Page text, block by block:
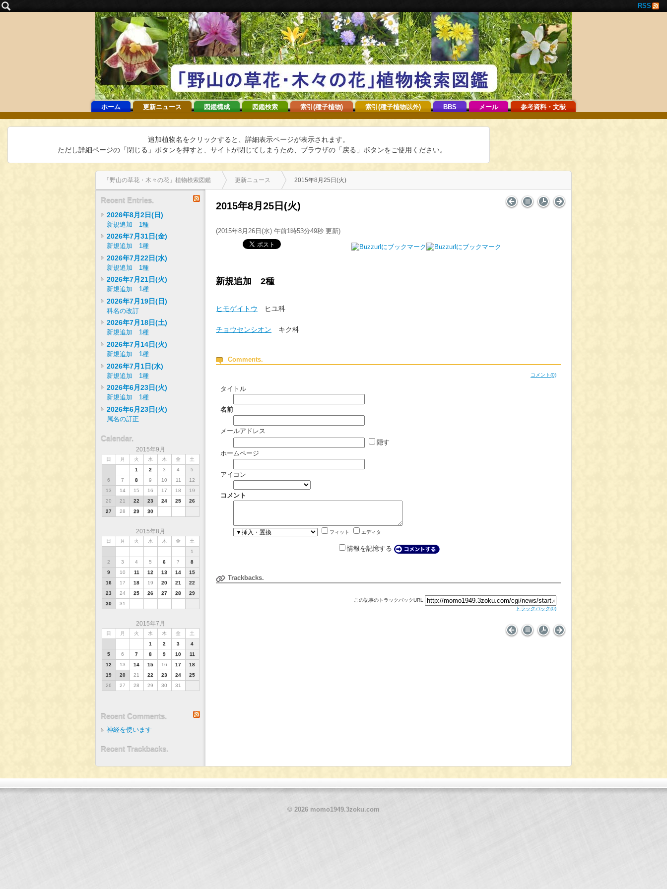
RSS
ホーム 更新ニュース 図鑑構成 図鑑検索 索引(種子植物) 索引(種子植物以外) BBS メール 参考資料・文献
追加植物名をクリックすると、詳細表示ページが表示されます。
ただし詳細ページの「閉じる」ボタンを押すと、サイトが閉じてしまうため、ブラウザの「戻る」ボタンをご使用ください。
「野山の草花・木々の花」植物検索図鑑 更新ニュース 2015年8月25日(火)
2015年8月25日(火)
(2015年8月26日(水) 午前1時53分49秒 更新)
新規追加 2種
ヒモゲイトウ ヒユ科
チョウセンシオン キク科
Comments.
コメント(0)
タイトル
名前
メールアドレス
隠す
ホームページ
アイコン
コメント
フィット エディタ
情報を記憶する
Trackbacks.
この記事のトラックバックURL
トラックバック(0)
Recent Entries.
2026年8月2日(日)
新規追加 1種
2026年7月31日(金)
新規追加 1種
2026年7月22日(水)
新規追加 1種
2026年7月21日(火)
新規追加 1種
2026年7月19日(日)
科名の改訂
2026年7月18日(土)
新規追加 1種
2026年7月14日(火)
新規追加 1種
2026年7月1日(水)
新規追加 1種
2026年6月23日(火)
新規追加 1種
2026年6月23日(火)
属名の訂正
Calendar.
2015年9月
日 月 火 水 木 金
土
1
2 3 4
5
6
7 8 9 10 11
12
13
14 15 16 17 18
19
20
21 22 23 24 25
26
27
28 29 30
2015年8月
日 月 火 水 木 金
土
1
2
3 4 5 6 7
8
9
10 11 12 13 14
15
16
17 18 19 20 21
22
23
24 25 26 27 28
29
30
31
2015年7月
日 月 火 水 木 金
土
1
2 3
4
5
6 7 8 9 10
11
12
13 14 15 16 17
18
19
20 21 22 23 24
25
26
27 28 29 30 31
Recent Comments.
神経を使います
Recent Trackbacks.
© 2026 momo1949.3zoku.com